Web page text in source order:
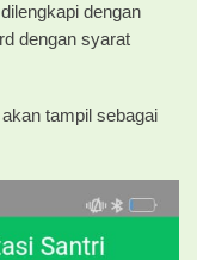
dengan
dengan syarat
tampil sebagai